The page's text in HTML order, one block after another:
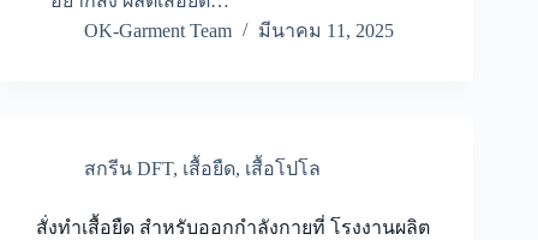
OK-Garment Team
มีนาคม 11, 2025
สกรีน DFT, เสื้อยืด, เสื้อโปโล
สั่งทำเสื้อยืด สำหรับออกกำลังกายที่ โรงงานผลิต